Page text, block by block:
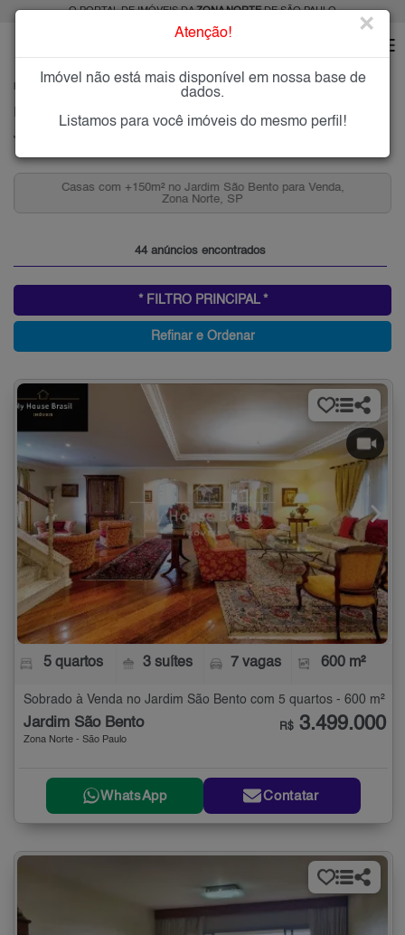
O PORTAL DE IMÓVEIS DAZONA NORTEDE SÃO PAULO
JARDIM SÃO BENTO
Imóveis à Venda no Jardim São Bento, Zona Norte de São Paulo
Jardim São Bento, Zona Norte
Casas com +150m² no Jardim São Bento para Venda,
Zona Norte, SP
44 anúncios encontrados
* FILTRO PRINCIPAL *
Refinar e Ordenar
5 quartos 3 suítes 7 vagas 600 m²
Sobrado à Venda no Jardim São Bento com 5 quartos - 600 m²
Jardim São Bento
Zona Norte - São Paulo
R$ 3.499.000
WhatsApp Contatar
Atenção! ×
Imóvel não está mais disponível em nossa base de
dados.
Listamos para você imóveis do mesmo perfil!